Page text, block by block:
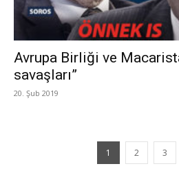
Avrupa Birliği ve
savaşları”
20. Şub 2019
1 2 3